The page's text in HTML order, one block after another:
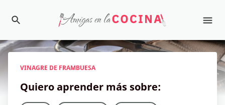
VINAGRE DE FRAMBUESA
Quiero aprender más sobre: